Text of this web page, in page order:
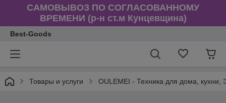
САМОВЫВОЗ ПО СОГЛАСОВАННОМУ
ВРЕМЕНИ (р-н ст.м Кунцевщина)
Best-Goods
Товары и услуги OULEMEI - Техника для дома, кухни,